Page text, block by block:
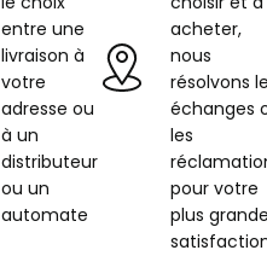
entre une
livraison à
votre
adresse ou
à un
distributeur
ou un
automate
acheter,
nous
résolvons
échanges
les
pour votre
plus